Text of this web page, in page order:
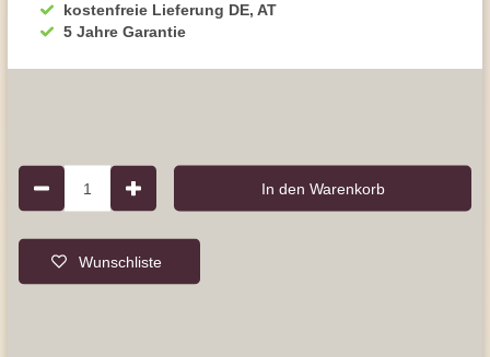
kostenfreie Lieferung DE, AT
5 Jahre Garantie
1 In den Warenkorb
Wunschliste